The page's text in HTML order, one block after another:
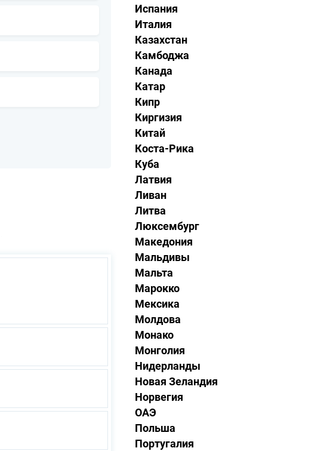
Испания
Италия
Казахстан
Камбоджа
Канада
Катар
Кипр
Киргизия
Китай
Коста-Рика
Куба
Латвия
Ливан
Литва
Люксембург
Македония
Мальдивы
Мальта
Марокко
Мексика
Молдова
Монако
Монголия
Нидерланды
Новая Зеландия
Норвегия
ОАЭ
Польша
Португалия